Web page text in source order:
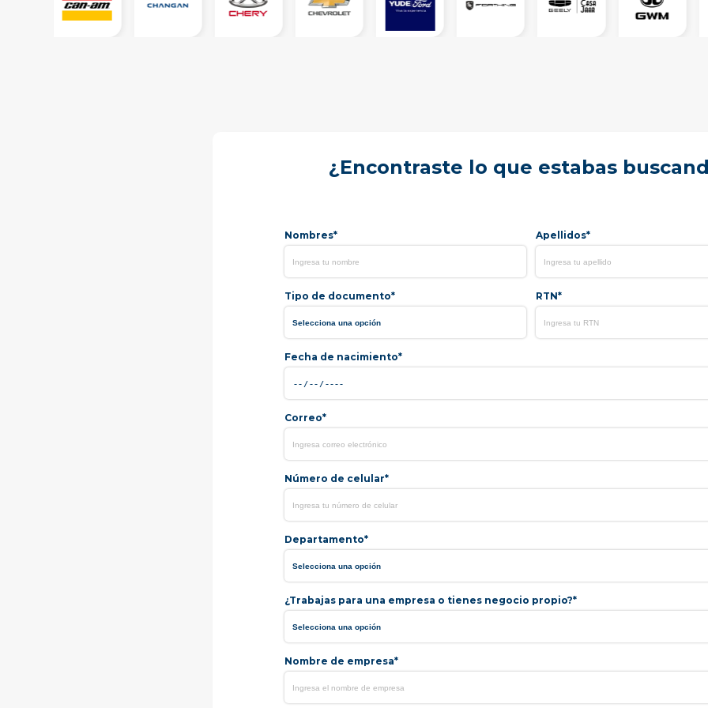
¿Encontraste lo que estabas
Nombres* Apellidos*
Tipo de documento* RTN*
Fecha de nacimiento*
Correo*
Número de celular*
Departamento*
¿Trabajas para una empresa o tienes negocio propio?*
Nombre de empresa*